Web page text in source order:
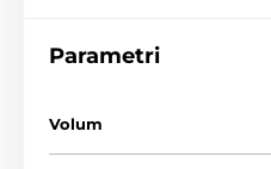
Este cea mai puternică
clitoris
Fabricat din ingrediente
Parametri
Volum